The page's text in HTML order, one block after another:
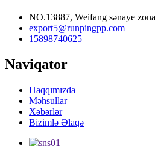
NO.13887, Weifang sənaye
export5@runpingpp.com
15898740625
Naviqator
Haqqımızda
Məhsullar
Xəbərlər
Bizimlə Əlaqə